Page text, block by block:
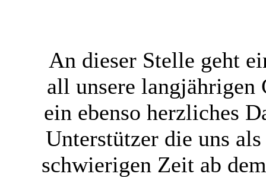
An dieser Stelle geht
all unsere langjährigen
ein ebenso herzliches
Unterstützer die uns
schwierigen Zeit ab